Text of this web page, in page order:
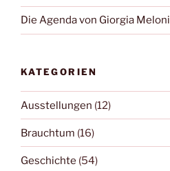
Die Agenda von Giorgia Meloni
KATEGORIEN
Ausstellungen (12)
Brauchtum (16)
Geschichte (54)